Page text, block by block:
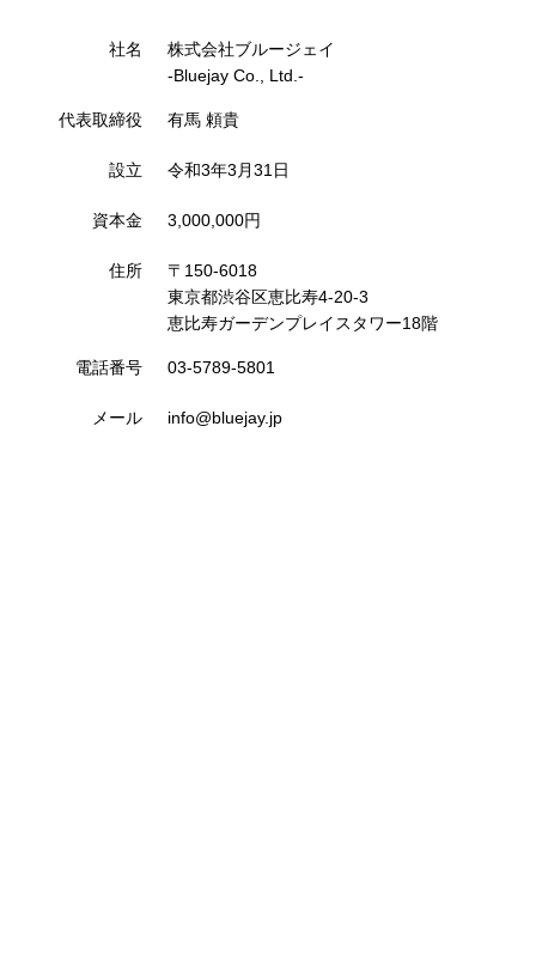
社名
株式会社ブルージェイ
-Bluejay Co., Ltd.-
代表取締役 有馬 頼貴
設立 令和3年3月31日
資本金 3,000,000円
住所
〒150-6018
東京都渋谷区恵比寿4-20-3
恵比寿ガーデンプレイスタワー18階
電話番号 03-5789-5801
メール info@bluejay.jp